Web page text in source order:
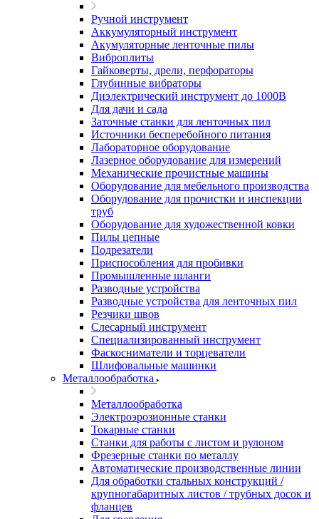
Ручной инструмент
Аккумуляторный инструмент
Акумуляторные ленточные пилы
Виброплиты
Гайковерты, дрели, перфораторы
Глубинные вибраторы
Диэлектрический инструмент до 1000В
Для дачи и сада
Заточные станки для ленточных пил
Источники бесперебойного питания
Лабораторное оборудование
Лазерное оборудование для измерений
Механические прочистные машины
Оборудование для мебельного производства
Оборудование для прочистки и инспекции
труб
Оборудование для художественной ковки
Пилы цепные
Подрезатели
Приспособления для пробивки
Промышленные шланги
Разводные устройства
Разводные устройства для ленточных пил
Резчики швов
Слесарный инструмент
Специализированный инструмент
Фаскосниматели и торцеватели
Шлифовальные машинки
Металлообработка
Металлообработка
Электроэрозионные станки
Токарные станки
Станки для работы с листом и рулоном
Фрезерные станки по металлу
Автоматические производственные линии
Для обработки стальных конструкций /
крупногабаритных листов / трубных досок и
фланцев